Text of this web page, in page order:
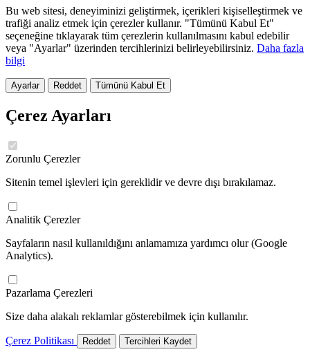
Bu web sitesi, deneyiminizi geliştirmek, içerikleri kişiselleştirmek ve
trafiği analiz etmek için çerezler kullanır. "Tümünü Kabul Et"
seçeneğine tıklayarak tüm çerezlerin kullanılmasını kabul edebilir
veya "Ayarlar" üzerinden tercihlerinizi belirleyebilirsiniz. Daha fazla
bilgi
Ayarlar Reddet Tümünü Kabul Et
Çerez Ayarları
Zorunlu Çerezler
Sitenin temel işlevleri için gereklidir ve devre dışı bırakılamaz.
Analitik Çerezler
Sayfaların nasıl kullanıldığını anlamamıza yardımcı olur (Google
Analytics).
Pazarlama Çerezleri
Size daha alakalı reklamlar gösterebilmek için kullanılır.
Çerez Politikası Reddet Tercihleri Kaydet